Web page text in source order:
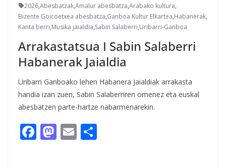
2026,Abesbatzak,Amalur abesbatza,Arabako kultura,
Bizente Goicoetxea abesbatza,Ganboa Kultur Elkartea,Habanerak,
Kanta berri,Musika jaialdia,Sabin Salaberri,Uribarri-Ganboa
Arrakastatsua I Sabin Salaberri
Habanerak Jaialdia
Uribarri Ganboako lehen Habanera Jaialdiak arrakasta
handia izan zuen, Sabin Salaberriren omenez eta euskal
abesbatzen parte-hartze nabarmenarekin.
F M E